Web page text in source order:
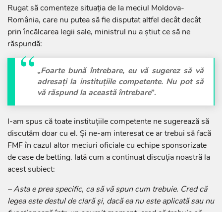
Rugat să comenteze situația de la meciul Moldova-
România, care nu putea să fie disputat altfel decât decât
prin încălcarea legii sale, ministrul nu a știut ce să ne
răspundă:
„Foarte bună întrebare, eu vă sugerez să vă
adresați la instituțiile competente. Nu pot să
vă răspund la această întrebare”.
I-am spus că toate instituțiile competente ne sugerează să
discutăm doar cu el. Și ne-am interesat ce ar trebui să facă
FMF în cazul altor meciuri oficiale cu echipe sponsorizate
de case de betting. Iată cum a continuat discuția noastră la
acest subiect:
– Asta e prea specific, ca să vă spun cum trebuie. Cred că
legea este destul de clară și, dacă ea nu este aplicată sau nu